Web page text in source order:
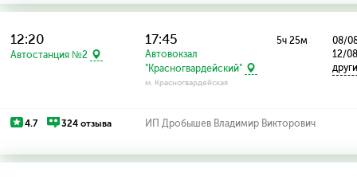
12:20
Автостанция №2
17:45
Автовокзал
"Красногвардейский"
м. Красногвардейская
5ч 25м
08/
12/
4.7 324 отзыва ИП Дробышев Владимир Викторович